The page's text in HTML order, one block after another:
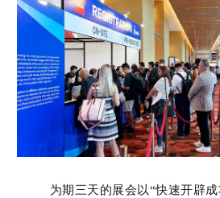
为期三天的展会以“快速开辟成